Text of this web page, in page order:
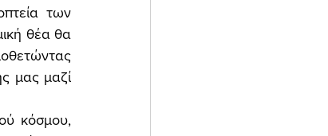
των
θέα θα
μας μαζί
κόσμου,